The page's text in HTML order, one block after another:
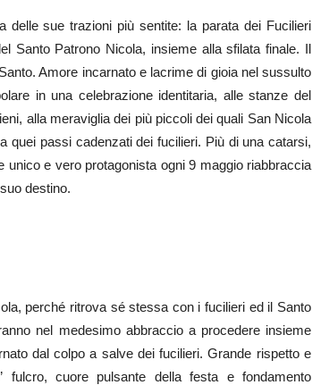
delle sue trazioni più sentite: la parata dei Fucilieri
Santo Patrono Nicola, insieme alla sfilata finale. Il
Amore incarnato e lacrime di gioia nel sussulto
in una celebrazione identitaria, alle stanze del
alla meraviglia dei più piccoli dei quali San Nicola
quei passi cadenzati dei fucilieri. Più di una catarsi,
e vero protagonista ogni 9 maggio riabbraccia
destino.
perché ritrova sé stessa con i fucilieri ed il Santo
nel medesimo abbraccio a procedere insieme
dal colpo a salve dei fucilieri. Grande rispetto e
fulcro, cuore pulsante della festa e fondamento